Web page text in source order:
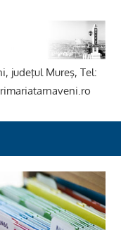
judeţul Mureş, Tel: